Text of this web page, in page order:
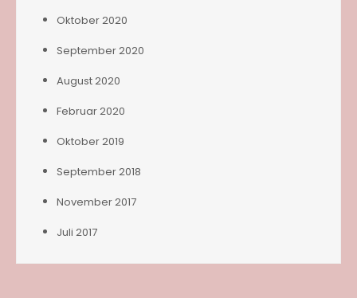
Oktober 2020
September 2020
August 2020
Februar 2020
Oktober 2019
September 2018
November 2017
Juli 2017